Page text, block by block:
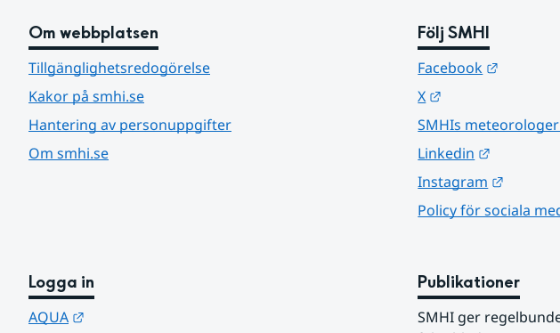
Om webbplatsen
Tillgänglighetsredogörelse
Kakor på smhi.se
Hantering av personuppgifter
Om smhi.se
Följ SMHI
Facebook
X
SMHIs meteorologer
Linkedin
Instagram
Policy för sociala
Logga in
AQUA
Publikationer
SMHI ger